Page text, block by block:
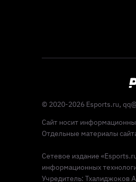
© 2020-2026 Esports.ru,
Сайт носит
Отдельные материалы
Сетевое издание
информационных
Учредитель: Тхалиджоков